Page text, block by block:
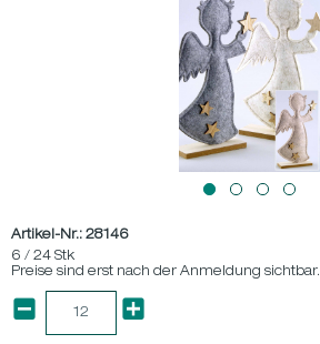
Artikel-Nr.: 28146
6 / 24 Stk
Preise sind erst nach der Anmeldung sichtbar.